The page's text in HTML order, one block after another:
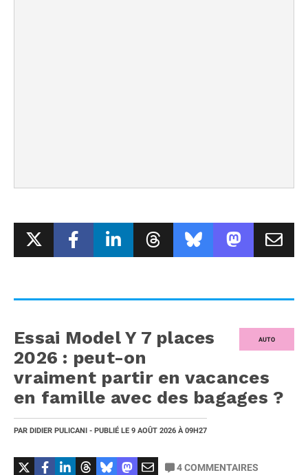
AUTO
Essai Model Y 7 places
2026 : peut-on
vraiment partir en vacances
en famille avec des bagages ?
PAR DIDIER PULICANI - PUBLIÉ LE 9 AOÛT 2026 À 09H27
4COMMENTAIRES